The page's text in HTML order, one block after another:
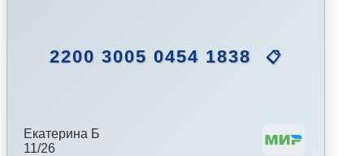
2200 3005 0454 1838 📋
Екатерина Б
11/26